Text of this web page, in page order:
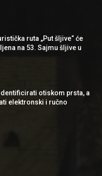
ruta „Put šljive“ će
na 53. Sajmu šljive u
otiskom prsta, a
elektronski i ručno